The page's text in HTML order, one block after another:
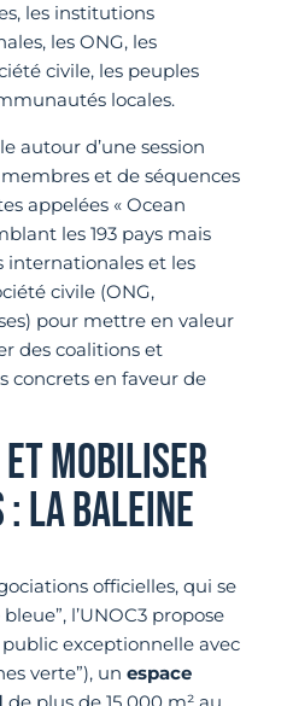
les institutions
les ONG, les
civile, les peuples
locales.
autour d’une session
et de séquences
appelées « Ocean
les 193 pays mais
internationales et les
civile (ONG,
pour mettre en valeur
des coalitions et
concrets en faveur de
MOBILISER
: LA BALEINE
officielles, qui se
l’UNOC3 propose
exceptionnelle avec
verte”), un espace